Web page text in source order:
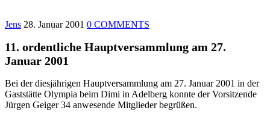
Jens 28. Januar 2001 0 COMMENTS
11. ordentliche Hauptversammlung am 27.
Januar 2001
Bei der diesjährigen Hauptversammlung am 27. Januar 2001 in der
Gaststätte Olympia beim Dimi in Adelberg konnte der Vorsitzende
Jürgen Geiger 34 anwesende Mitglieder begrüßen.